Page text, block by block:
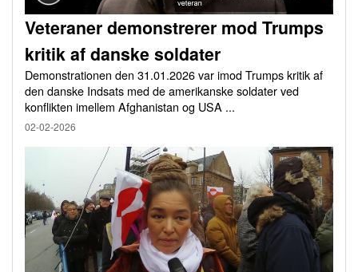
Veteraner demonstrerer mod Trumps
kritik af danske soldater
Demonstrationen den 31.01.2026 var imod Trumps kritik af
den danske Indsats med de amerikanske soldater ved
konflikten imellem Afghanistan og USA ...
02-02-2026